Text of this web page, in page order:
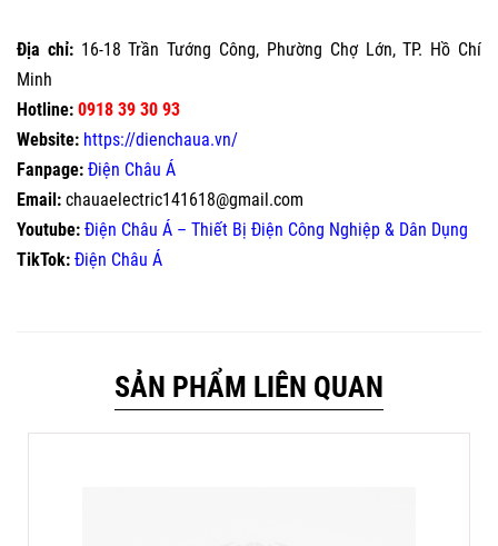
Địa chỉ:16-18 Trần Tướng Công, Phường Chợ Lớn, TP. Hồ Chí
Minh
Hotline: 0918 39 30 93
Website: https://dienchaua.vn/
Fanpage: Điện Châu Á
Email: chauaelectric141618@gmail.com
Youtube: Điện Châu Á – Thiết Bị Điện Công Nghiệp & Dân Dụng
TikTok: Điện Châu Á
SẢN PHẨM LIÊN QUAN